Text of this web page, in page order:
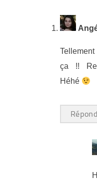
ça !!
Héhé